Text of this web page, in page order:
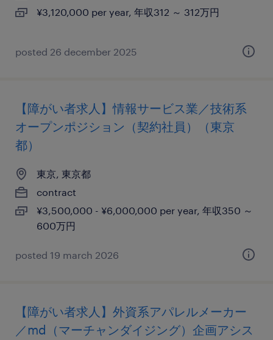
¥3,120,000 per year, 年収312 ～ 312万円
posted 26 december 2025
【障がい者求人】情報サービス業／技術系
オープンポジション（契約社員）（東京
都）
東京, 東京都
contract
¥3,500,000 - ¥6,000,000 per year, 年収350 ～
600万円
posted 19 march 2026
【障がい者求人】外資系アパレルメーカー
／md（マーチャンダイジング）企画アシス